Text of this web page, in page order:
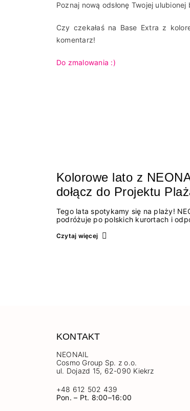
Poznaj nową odsłonę Twojej
Czy czekałaś na Base Extra z
komentarz!
Do zmalowania :)
Kolorowe lato z
dołącz do Projektu
Tego lata spotykamy się na plaży!
podróżuje po polskich kurortach i
Odwiedźcie nas, poznajcie nowe
Czytaj więcej
KONTAKT
NEONAIL
Cosmo Group Sp. z o.o.
ul. Dojazd 15, 62-090 Kiekrz
+48 612 502 439
Pon. – Pt. 8:00–16:00